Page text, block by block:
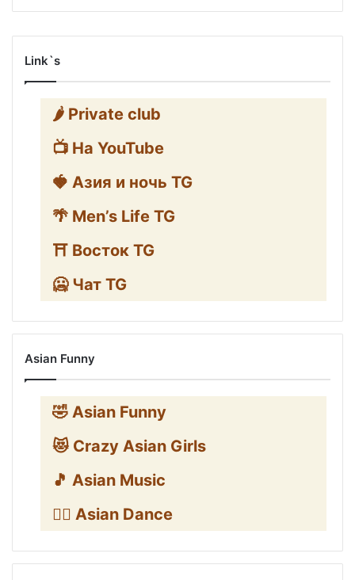
Link`s
🌶️ Private club
📺 На YouTube
🍓 Азия и ночь TG
🌴 Men’s Life TG
⛩️ Восток TG
🥶 Чат TG
Asian Funny
🤣 Asian Funny
😻 Crazy Asian Girls
🎵 Asian Music
👯‍♀️ Asian Dance